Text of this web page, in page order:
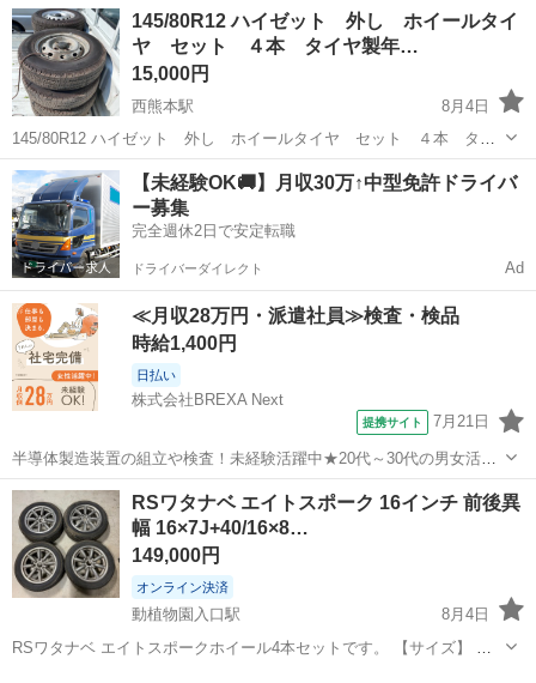
残り2本はスリップサイン出てますので交換前提となります。 ホイー
ルナットもあります。
熊本 熊本市 タイヤ、ホイール
145/80R12 ハイゼット 外し ホイールタイ
ヤ セット ４本 タイヤ製年…
15,000円
西熊本駅
8月4日
145/80R12 ハイゼット 外し ホイールタイヤ セット ４本 タイ
ヤ製年2026年 PCD 100 ホイールキズ 汚れあります
熊本 熊本市 西熊本駅 タイヤ、ホイール タイヤ
【未経験OK🚚】月収30万↑中型免許ドライバ
ー募集
完全週休2日で安定転職
ドライバーダイレクト Ad
≪月収28万円・派遣社員≫検査・検品
時給1,400円
日払い
株式会社BREXA Next
提携サイト 7月21日
半導体製造装置の組立や検査！未経験活躍中★20代～30代の男女活躍
中★ワンルーム寮完備！赴任旅費会社負担！マイカー通勤OK！無料駐
車場あり！正社員登用あり！《熊本県菊池郡大津町》 人気の工場のお
仕事 ◇半導体製造装置の組立...
熊本 その他
RSワタナベ エイトスポーク 16インチ 前後異
幅 16×7J+40/16×8…
149,000円
オンライン決済
動植物園入口駅
8月4日
RSワタナベ エイトスポークホイール4本セットです。 【サイズ】 ・